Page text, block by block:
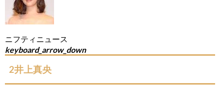
ニフティニュース
keyboard_arrow_down
2井上真央